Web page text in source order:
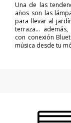
Una de las
años son las
para llevar al
terraza...
con conexión
música desde tu